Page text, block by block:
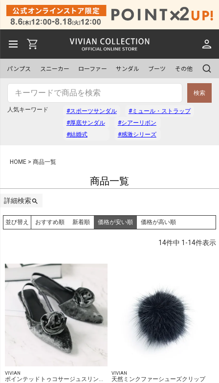
パンプス スニーカー ローファー サンダル ブーツ その他
検索
人気キーワード #スポーツサンダル
#ミュール・ストラップ
#厚底サンダル
#シアーリボン
#結婚式
#感激シリーズ
HOME 商品一覧
商品一覧
詳細検索
予約商品
並び順
新着順
価格が安い順 価格が高い順
検索
並び替え おすすめ順 新着順 価格が安い順 価格が高い順
14件中 1 -14件表示
VIVIAN VIVIAN
天然ミンクファーシューズクリップ